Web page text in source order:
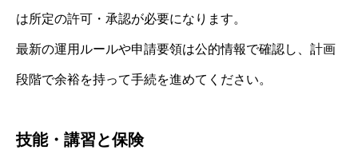
は所定の許可・承認が必要になります。
最新の運用ルールや申請要領は公的情報で確認し、計画
段階で余裕を持って手続を進めてください。
技能・講習と保険